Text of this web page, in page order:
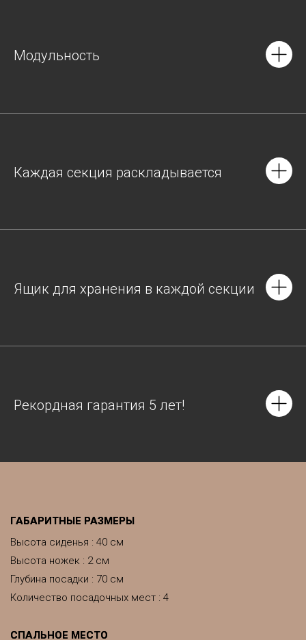
Модульность
Каждая секция раскладывается
Ящик для хранения в каждой секции
Рекордная гарантия 5 лет!
ГАБАРИТНЫЕ РАЗМЕРЫ
Высота сиденья : 40 см
Высота ножек : 2 см
Глубина посадки : 70 см
Количество посадочных мест : 4
СПАЛЬНОЕ МЕСТО